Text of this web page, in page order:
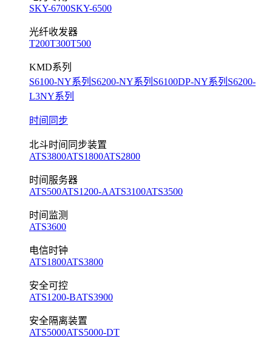
SKY-6700SKY-6500
光纤收发器
T200T300T500
KMD系列
S6100-NY系列 S6200-NY系列 S6100DP-NY系列 S6200-
L3NY系列
时间同步
北斗时间同步装置
ATS3800ATS1800ATS2800
时间服务器
ATS500ATS1200-AATS3100ATS3500
时间监测
ATS3600
电信时钟
ATS1800ATS3800
安全可控
ATS1200-BATS3900
安全隔离装置
ATS5000ATS5000-DT